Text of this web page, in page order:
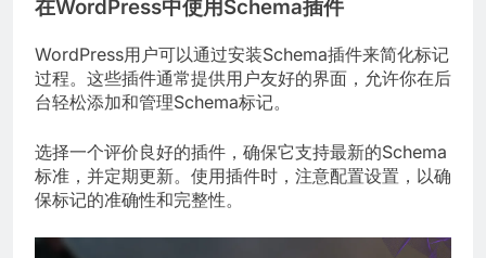
在WordPress中使用Schema插件
WordPress用户可以通过安装Schema插件来简化标记
过程。这些插件通常提供用户友好的界面，允许你在后
台轻松添加和管理Schema标记。
选择一个评价良好的插件，确保它支持最新的Schema
标准，并定期更新。使用插件时，注意配置设置，以确
保标记的准确性和完整性。